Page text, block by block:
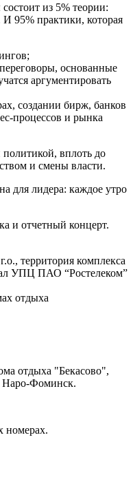
из 5% теории:
95% практики, которая
основанные
аргументировать
создании бирж, банков
процессов и рынка
политикой, вплоть до
и смены власти.
для лидера: каждое утро
и отчетный концерт.
территория комплекса
УПЦ ПАО “Ростелеком”
отдыха
отдыха "Бекасово",
Наро-Фоминск.
номерах.